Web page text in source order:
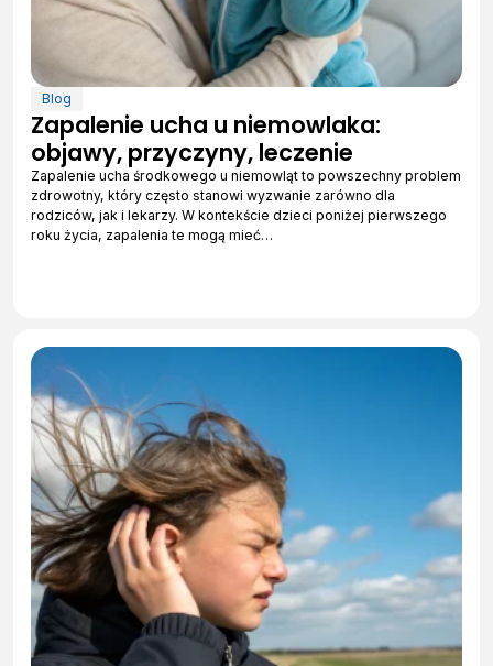
Blog
Zapalenie ucha u niemowlaka:
objawy, przyczyny, leczenie
Zapalenie ucha środkowego u niemowląt to powszechny problem
zdrowotny, który często stanowi wyzwanie zarówno dla
rodziców, jak i lekarzy. W kontekście dzieci poniżej pierwszego
roku życia, zapalenia te mogą mieć…